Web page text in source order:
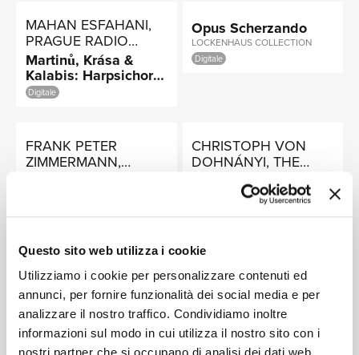
Questo sito web utilizza i cookie
Utilizziamo i cookie per personalizzare contenuti ed
annunci, per fornire funzionalità dei social media e per
analizzare il nostro traffico. Condividiamo inoltre
informazioni sul modo in cui utilizza il nostro sito con i
MAHAN ESFAHANI,
PRAGUE RADIO
SYMPHONY
ORCHESTRA,
ALEXANDER
LIEBREICH
Martinů, Krása &
Kalabis: Harpsichord
Concertos
Digitale
Opus Scherzando
LOCKENHAUS COLLECTION
Digitale
FRANK PETER
ZIMMERMANN,
Ravel
CHRISTOPH VON
DOHNÁNYI, THE
ORCHESTRA
Bartók: Music for
Strings, Percussion
and Celesta /
String Quartet &
Orchestra / Janácek:
Capriccio
HEINZ HOLLIGER,
URSULA HOLLIGER,
AURÈLE NICOLET
Honegger: Concerto
da camera / Martinů:
Oboe Concerto /
Martin: Trois danses;
Digitale
JÁNOS STARKER,
GYÖRGY SEBÖK
Bartók / Chopin /
Debussy /
Mendelssohn: Cello
Sonatas &c
Digitale
TOUR
NEWS
RICERCA
CHI SIAMO